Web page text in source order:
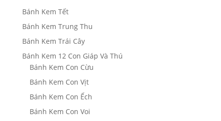
Bánh Kem Tết
Bánh Kem Trung Thu
Bánh Kem Trái Cây
Bánh Kem 12 Con Giáp Và Thú
Bánh Kem Con Cừu
Bánh Kem Con Vịt
Bánh Kem Con Ếch
Bánh Kem Con Voi